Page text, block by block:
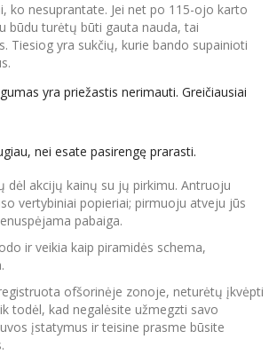
ko nesuprantate. Jei net po 115-ojo karto
būdu turėtų būti gauta nauda, ​​tai
Tiesiog yra sukčių, kurie bando supainioti
yra priežastis nerimauti. Greičiausiai
nei esate pasirengę prarasti.
dėl akcijų kainų su jų pirkimu. Antruoju
vertybiniai popieriai; pirmuoju atveju jūs
pabaiga.
ir veikia kaip piramidės schema,
ofšorinėje zonoje, neturėtų įkvėpti
todėl, kad negalėsite užmegzti savo
įstatymus ir teisine prasme būsite